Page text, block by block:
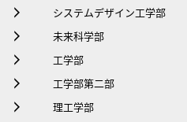
システムデザイン工学部
未来科学部
工学部
工学部第二部
理工学部